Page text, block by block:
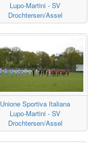
Lupo-Martini - SV
Drochtersen/Assel
Unione Sportiva Italiana
Lupo-Martini - SV
Drochtersen/Assel